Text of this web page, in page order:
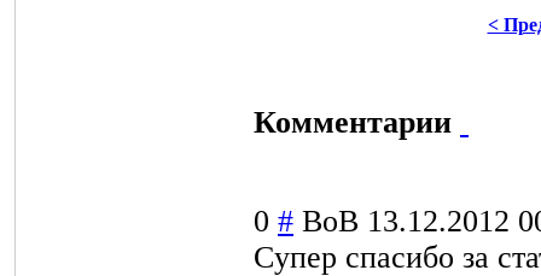
<
Комментарии
0 # BoB 13.12.2012
Cупер спасибо за